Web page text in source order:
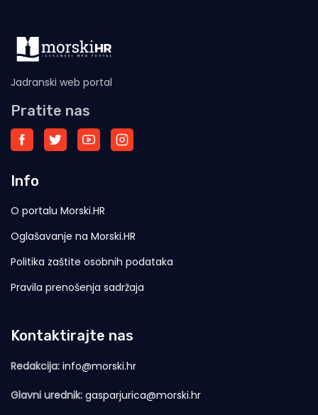
Jadranski web portal
Pratite nas
Info
O portalu Morski.HR
Oglašavanje na Morski.HR
Politika zaštite osobnih podataka
Pravila prenošenja sadržaja
Kontaktirajte nas
Redakcija: info@morski.hr
Glavni urednik: gasparjurica@morski.hr